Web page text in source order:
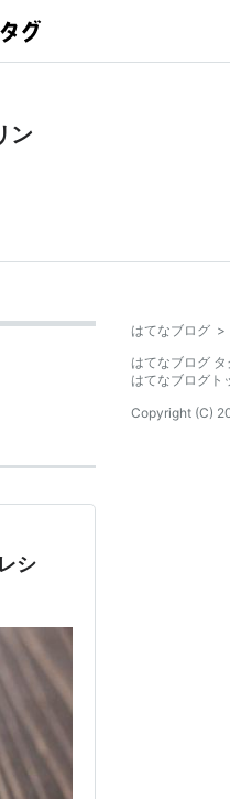
ン
シ
はてなブログ >
はてなブログ タ
はてなブログト
Copyright (C)